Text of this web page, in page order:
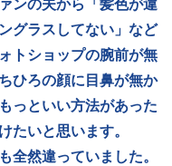
ンの夫から「髪色が違
グラスしてない」など
トショップの腕前が無
ひろの顔に目鼻が無か
っといい方法があった
たいと思います。
全然違っていました。